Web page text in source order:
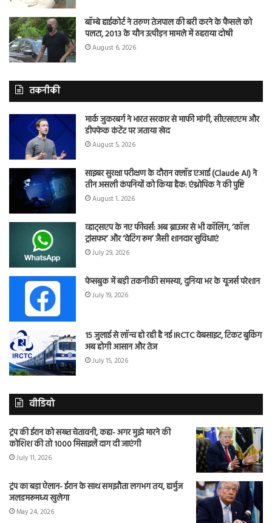
बॉम्बे हाईकोर्ट ने तरुण तेजपाल की बरी करने के फैसले को
पलटा, 2013 के यौन उत्पीड़न मामले में ठहराया दोषी
August 6, 2026
तकनीकी
मार्क जुकरबर्ग ने भारत सरकार से माफी मांगी, सीएसएएम और
डीपफेक कंटेंट पर जताया खेद
August 5, 2026
साइबर सुरक्षा परीक्षण के दौरान क्लॉड एआई (Claude AI) ने
तीन असली कंपनियों को किया हैक: एंथ्रोपिक ने की पुष्टि
August 1, 2026
व्हाट्सएप के नए फीचर्स: अब ब्राउजर से भी कॉलिंग, ‘कॉल
ट्रांसफर’ और ‘वेटिंग रूम’ जैसी शानदार सुविधाएं
July 29, 2026
फेसबुक में बड़ी तकनीकी समस्या, दुनिया भर के यूजर्स परेशान
July 19, 2026
15 जुलाई से लॉन्च हो रही है नई IRCTC वेबसाइट, टिकट बुकिंग
अब होगी आसान और तेज
July 15, 2026
वीडियो
ट्रंप की ईरान को सख्त चेतावनी, कहा- अगर मुझे मारने की
कोशिश की तो 1000 मिसाइलें दाग दी जाएंगी
July 11, 2026
ट्रंप का बड़ा ऐलान- ईरान के साथ समझौता लगभग तय, हार्मुज
जलडमरूमध्य खुलेगा
May 24, 2026